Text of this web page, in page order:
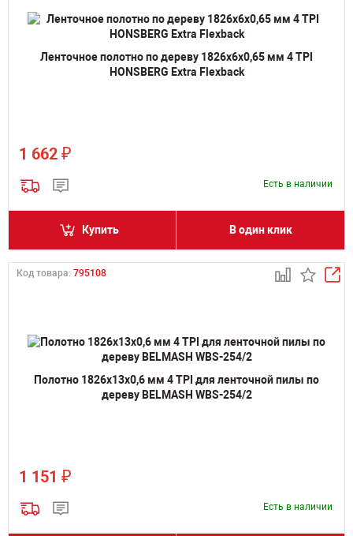
Ленточное полотно по дереву 1826х6х0,65 мм 4 TPI
HONSBERG Extra Flexback
1 662 ₽
Есть в наличии
Купить В один клик
Код товара: 795108
Полотно 1826х13х0,6 мм 4 TPI для ленточной пилы по
дереву BELMASH WBS-254/2
1 151 ₽
Есть в наличии